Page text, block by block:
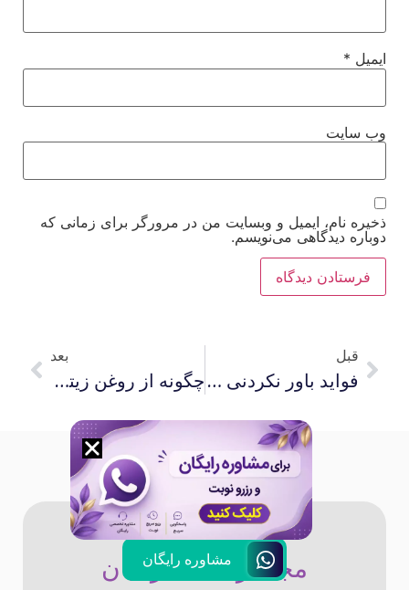
ایمیل *
وب‌ سایت
ذخیره نام، ایمیل و وبسایت من در مرورگر برای زمانی که
دوباره دیدگاهی می‌نویسم.
قبل
فواید باور نکردنی مدیتیشن برای لاغری و آرامش روان
بعد
چگونه از روغن زیتون برای لاغری شکم استفاده کنیم ؟ مقدار مجاز مصرف
مجله زیبایی ایرانیان
مشاوره رایگان